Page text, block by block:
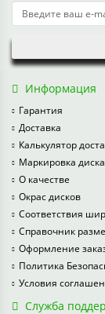
Информация
Гарантия
Доставка
Калькулятор
Маркировка диска
О качестве
Окрас дисков
Соответствия
Справочник
Оформление
Политика
Условия
Служба